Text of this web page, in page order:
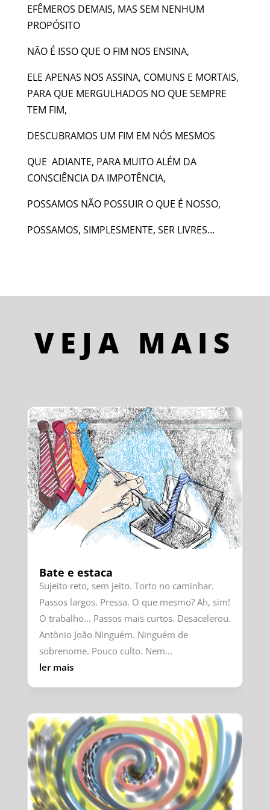
EFÊMEROS DEMAIS, MAS SEM NENHUM
PROPÓSITO
NÃO É ISSO QUE O FIM NOS ENSINA,
ELE APENAS NOS ASSINA, COMUNS E MORTAIS,
PARA QUE MERGULHADOS NO QUE SEMPRE
TEM FIM,
DESCUBRAMOS UM FIM EM NÓS MESMOS
QUE ADIANTE, PARA MUITO ALÉM DA
CONSCIÊNCIA DA IMPOTÊNCIA,
POSSAMOS NÃO POSSUIR O QUE É NOSSO,
POSSAMOS, SIMPLESMENTE, SER LIVRES…
VEJA MAIS
Bate e estaca
Sujeito reto, sem jeito. Torto no caminhar.
Passos largos. Pressa. O que mesmo? Ah, sim!
O trabalho... Passos mais curtos. Desacelerou.
Antônio João Ninguém. Ninguém de
sobrenome. Pouco culto. Nem...
ler mais